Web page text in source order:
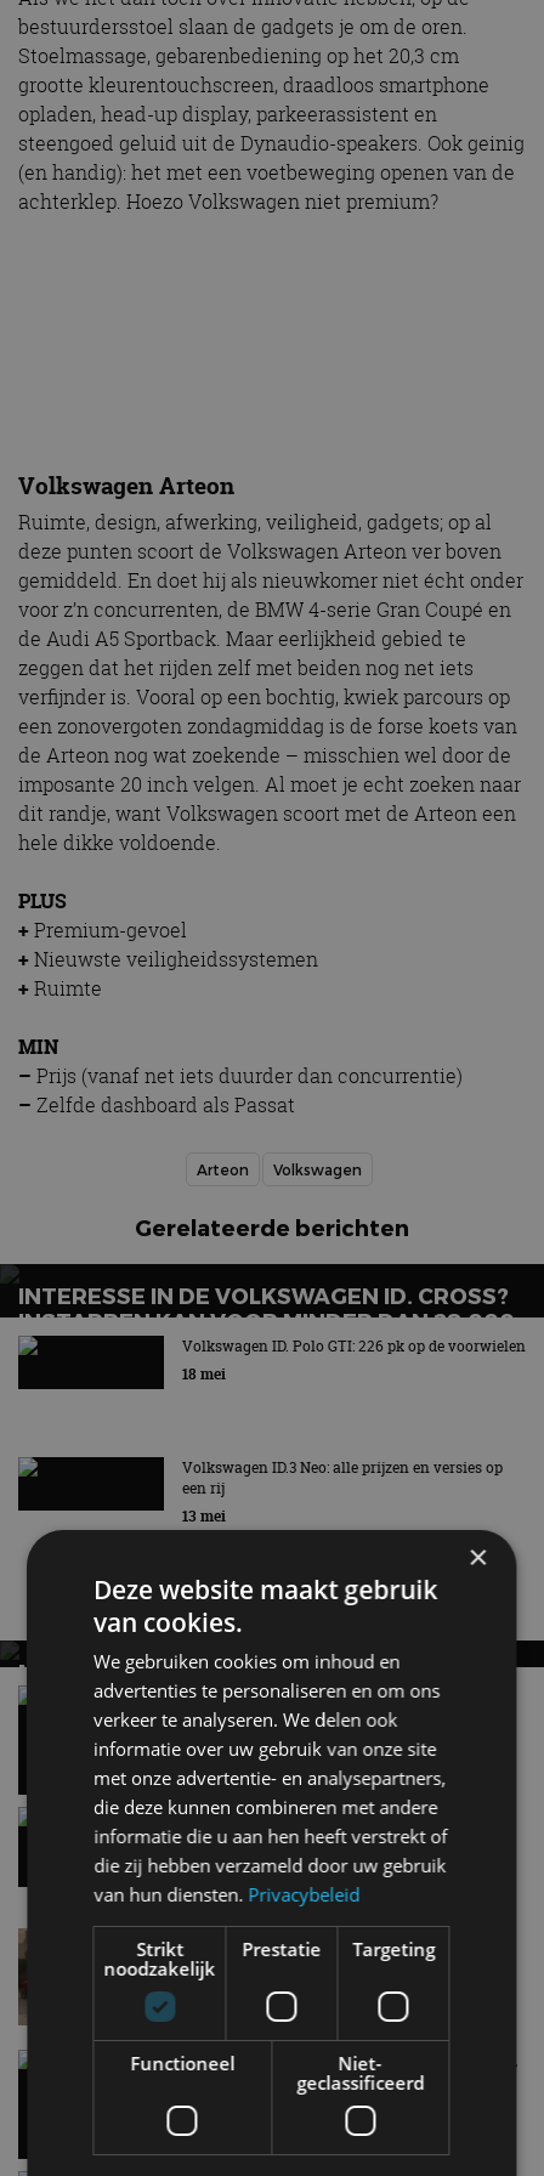
bestuurdersstoel slaan de gadgets je om de oren.
Stoelmassage, gebarenbediening op het 20,3 cm
grootte kleurentouchscreen, draadloos smartphone
opladen, head-up display, parkeerassistent en
steengoed geluid uit de Dynaudio-speakers. Ook geinig
(en handig): het met een voetbeweging openen van de
achterklep. Hoezo Volkswagen niet premium?
de Audi A5 Sportback. Maar eerlijkheid gebied te
zeggen dat het rijden zelf met beiden nog net iets
verfijnder is. Vooral op een bochtig, kwiek parcours op
een zonovergoten zondagmiddag is de forse koets van
de Arteon nog wat zoekende – misschien wel door de
imposante 20 inch velgen. Al moet je echt zoeken naar
dit randje, want Volkswagen scoort met de Arteon een
hele dikke voldoende.
PLUS
+Premium-gevoel
+Nieuwste veiligheidssystemen
+Ruimte
–Prijs (vanaf net iets duurder dan concurrentie)
– Zelfde dashboard als Passat
Gerelateerde berichten
INSTAPPEN KAN VOOR MINDER DAN 28.000
Volkswagen ID. Polo GTI: 226 pk op de voorwielen
Volkswagen ID.3 Neo: alle prijzen en versies op
13 mei
MET KORTING NAAR EV EXPERIENCE 2026?
AUTORAI REGELT HET!
EV Experience 2026 van 24 tot 26 september
Vergelijking: BMW iX3 vs Volvo EX60 – Welke
28 mei
Gespot: een Chevrolet Corvette Z06
7 aug
Lamborghini Revuelto eert 60 jaar Miura met
speciale editie
6 aug
Carbon fibre op je laadkabel: nergens voor nodig,
5 aug
Hennessey Blackbird krijgt atmosferische V8 en
handbak: soms is eenvoud leuker
5 aug
Audi A2 e-Tron mikt op verbruik van 12,8 kWh
×
Deze website maakt gebruik
van cookies.
We gebruiken cookies om inhoud en
advertenties te personaliseren en om ons
verkeer te analyseren. We delen ook
informatie over uw gebruik van onze site
met onze advertentie- en analysepartners,
die deze kunnen combineren met andere
informatie die u aan hen heeft verstrekt of
die zij hebben verzameld door uw gebruik
van hun diensten. Privacybeleid
Strikt
noodzakelijk
Prestatie Targeting
Functioneel
Niet-
geclassificeerd